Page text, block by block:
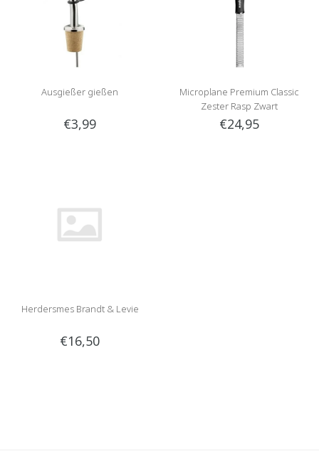
Ausgießer gießen
€3,99
Microplane Premium Classic
Zester Rasp Zwart
€24,95
Herdersmes Brandt & Levie
€16,50